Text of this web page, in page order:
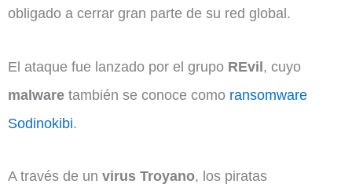
obligado a cerrar gran parte de su red global.
El ataque fue lanzado por el grupo REvil, cuyo
malware también se conoce como ransomware
Sodinokibi.
A través de un virus Troyano, los piratas